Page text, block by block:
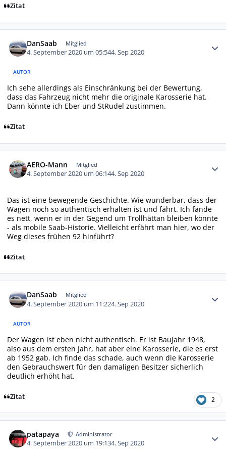
Zitat
DanSaab Mitglied
4. September 2020 um 05:544. Sep 2020
AUTOR
Ich sehe allerdings als Einschränkung bei der Bewertung,
dass das Fahrzeug nicht mehr die originale Karosserie hat.
Dann könnte ich Eber und StRudel zustimmen.
Zitat
AERO-Mann Mitglied
4. September 2020 um 06:144. Sep 2020
Das ist eine bewegende Geschichte. Wie wunderbar, dass der
Wagen noch so authentisch erhalten ist und fährt. Ich fände
es nett, wenn er in der Gegend um Trollhättan bleiben könnte
- als mobile Saab-Historie. Vielleicht erfährt man hier, wo der
Weg dieses frühen 92 hinführt?
Zitat
DanSaab Mitglied
4. September 2020 um 11:224. Sep 2020
AUTOR
Der Wagen ist eben nicht authentisch. Er ist Baujahr 1948,
also aus dem ersten Jahr, hat aber eine Karosserie, die es erst
ab 1952 gab. Ich finde das schade, auch wenn die Karosserie
den Gebrauchswert für den damaligen Besitzer sicherlich
deutlich erhöht hat.
Zitat 2
patapaya Administrator
4. September 2020 um 19:134. Sep 2020